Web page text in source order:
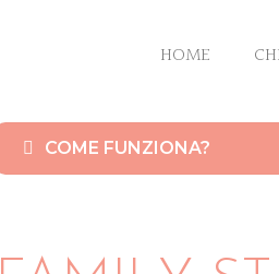
HOME
COME FUNZIONA?